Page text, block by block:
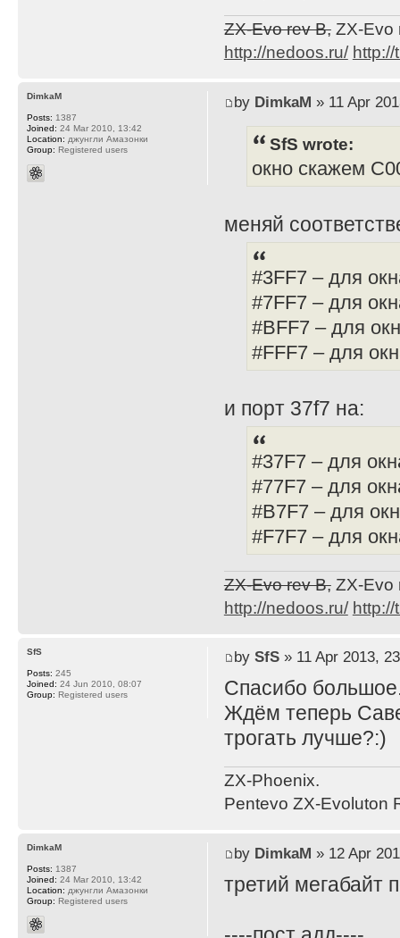
ZX-Evo rev B,ZX-Evo
http://nedoos.ru/
by DimkaM » 11 Apr
SfS wrote:
окно скажем
меняй
#3FF7 – для
#7FF7 – для
#BFF7 – для
#FFF7 – для
и порт 37f7 на:
#37F7 – для
#77F7 – для
#B7F7 – для
#F7F7 – для
ZX-Evo rev B,ZX-Evo
http://nedoos.ru/
DimkaM
Posts: 1387
Joined: 24 Mar 2010, 13:42
Location: джунгли Амазонки
Group: Registered users
by SfS» 11 Apr 2013,
Спасибо
Ждём теперь
трогать лучше?:)
ZX-Phoenix.
Pentevo ZX-Evoluton
SfS
Posts: 245
Joined: 24 Jun 2010, 08:07
Group: Registered users
by DimkaM » 12 Apr
третий мегабайт
DimkaM
Posts: 1387
Joined: 24 Mar 2010, 13:42
Location: джунгли Амазонки
Group: Registered users